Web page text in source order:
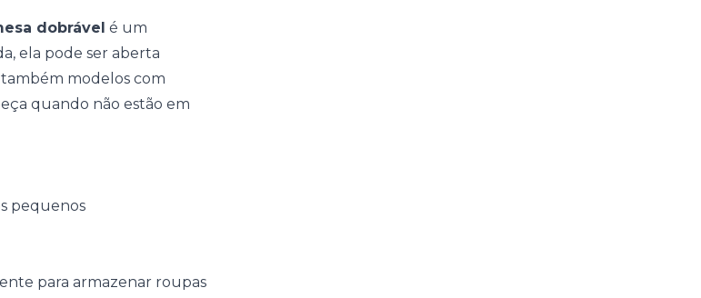
dobrável é um
ela pode ser aberta
modelos com
quando não estão em
para armazenar roupas